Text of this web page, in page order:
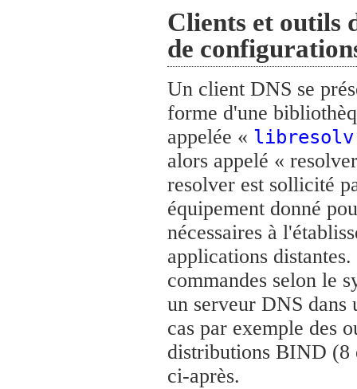
Clients et outils
de
Un client DNS se
forme d'une
appelée « libresolv
alors appelé «
resolver est sollicité
équipement donné
nécessaires à
applications
commandes selon le
un serveur DNS dans
cas par exemple des
distributions BIND (8
ci-après.